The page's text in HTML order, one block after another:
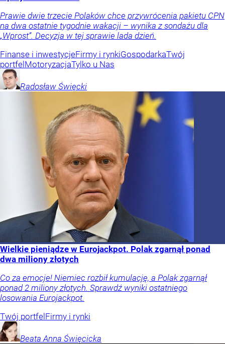
Prawie dwie trzecie Polaków chce przywrócenia pakietu CPN
na dwa ostatnie tygodnie wakacji – wynika z sondażu dla
„Wprost”. Decyzja w tej sprawie lada dzień.
Finanse i inwestycjeFirmy i rynkiGospodarkaTwój
portfelMotoryzacjaTylko u Nas
Radosław Święcki
Wielkie pieniądze w Eurojackpot. Polak zgarnął ponad
dwa miliony złotych
Co za emocje! Niemiec rozbił kumulację, a Polak zgarnął
ponad 2 miliony złotych. Sprawdź wyniki ostatniego
losowania Eurojackpot.
Twój portfelFirmy i rynki
Beata Anna Święcicka